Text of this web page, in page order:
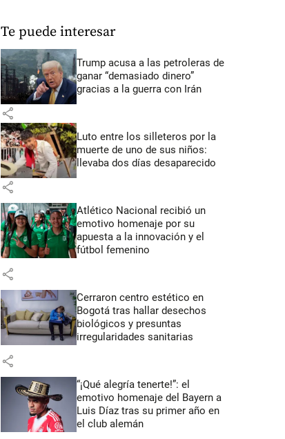
Te puede interesar
Trump acusa a las petroleras de
ganar “demasiado dinero”
gracias a la guerra con Irán
share
Luto entre los silleteros por la
muerte de uno de sus niños:
llevaba dos días desaparecido
share
Atlético Nacional recibió un
emotivo homenaje por su
apuesta a la innovación y el
fútbol femenino
share
Cerraron centro estético en
Bogotá tras hallar desechos
biológicos y presuntas
irregularidades sanitarias
share
“¡Qué alegría tenerte!”: el
emotivo homenaje del Bayern a
Luis Díaz tras su primer año en
el club alemán